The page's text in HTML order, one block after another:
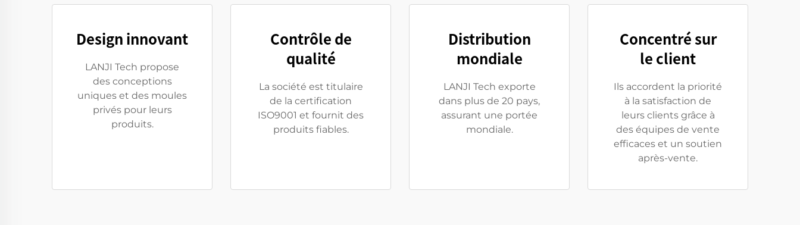
Design innovant
LANJI Tech propose
des conceptions
uniques et des moules
privés pour leurs
produits.
Contrôle de
qualité
La société est titulaire
de la certification
ISO9001 et fournit des
produits fiables.
Distribution
mondiale
LANJI Tech exporte
dans plus de 20 pays,
assurant une portée
mondiale.
Concentré sur
le client
Ils accordent la priorité
à la satisfaction de
leurs clients grâce à
des équipes de vente
efficaces et un soutien
après-vente.